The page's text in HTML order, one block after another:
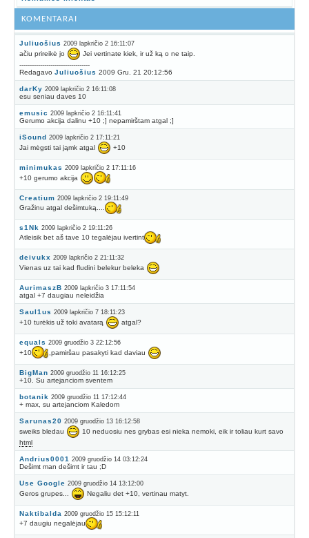
KOMENTARAI
Juliuošius 2009 lapkričio 2 16:11:07
ačiu prireikė jo
Jei vertinate kiek, ir už ką o ne taip.
----------------------------------
Redagavo Juliuošius 2009 Gru. 21 20:12:56
darKy 2009 lapkričio 2 16:11:08
esu seniau daves 10
emusic 2009 lapkričio 2 16:11:41
Gerumo akcija dalinu +10 ;] nepamirštam atgal ;]
iSound 2009 lapkričio 2 17:11:21
Jai mėgsti tai jąmk atgal +10
minimukas 2009 lapkričio 2 17:11:16
+10 gerumo akcija
Creatium 2009 lapkričio 2 19:11:49
Gražinu atgal dešimtuką....
s1Nk 2009 lapkričio 2 19:11:26
Atleisik bet aš tave 10 tegalėjau ivertint
deivukx 2009 lapkričio 2 21:11:32
Vienas uz tai kad fludini belekur beleka
AurimaszB 2009 lapkričio 3 17:11:54
atgal +7 daugiau neleidžia
Saul1us 2009 lapkričio 7 18:11:23
+10 turėkis už toki avatarą atgal?
equals 2009 gruodžio 3 22:12:56
+10 ,pamiršau pasakyti kad daviau
BigMan 2009 gruodžio 11 16:12:25
+10. Su artejanciom sventem
botanik 2009 gruodžio 11 17:12:44
+ max, su artejanciom Kaledom
Sarunas20 2009 gruodžio 13 16:12:58
sweiks bledau
10 neduosiu nes grybas esi nieka nemoki, eik ir toliau kurt savo
html
Andrius0001 2009 gruodžio 14 03:12:24
Dešimt man dešimt ir tau ;D
Use Google 2009 gruodžio 14 13:12:00
Geros grupes... Negaliu det +10, vertinau matyt.
Naktibalda 2009 gruodžio 15 15:12:11
+7 daugiu negalėjau